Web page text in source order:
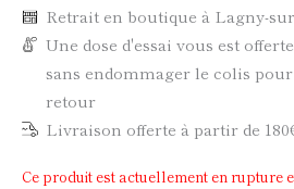
Retrait en boutique à Lagny-
Une dose d'essai vous est
sans endommager le colis
retour
Livraison offerte à partir de
Ce produit est actuellement en rupture